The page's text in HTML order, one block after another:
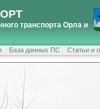
транспорта Орла и
База данных ПС Статьи и